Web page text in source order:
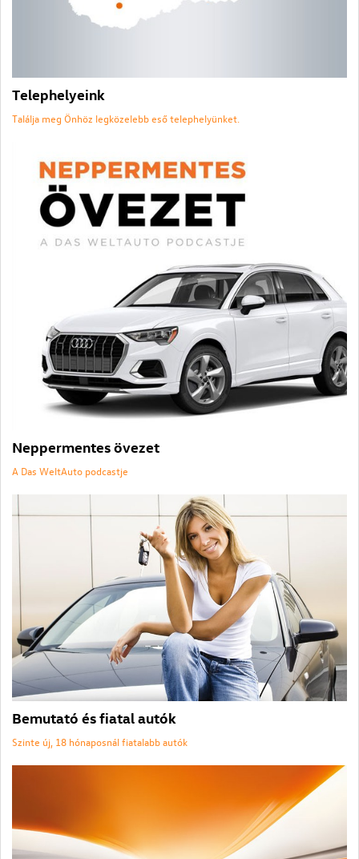
Telephelyeink
Találja meg Önhöz legközelebb eső telephelyünket.
Neppermentes övezet
A Das WeltAuto podcastje
Bemutató és fiatal autók
Szinte új, 18 hónaposnál fiatalabb autók